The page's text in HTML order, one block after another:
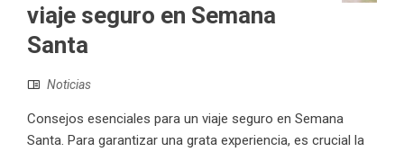
viaje seguro en Semana
Santa
Noticias
Consejos esenciales para un viaje seguro en Semana
Santa. Para garantizar una grata experiencia, es crucial la